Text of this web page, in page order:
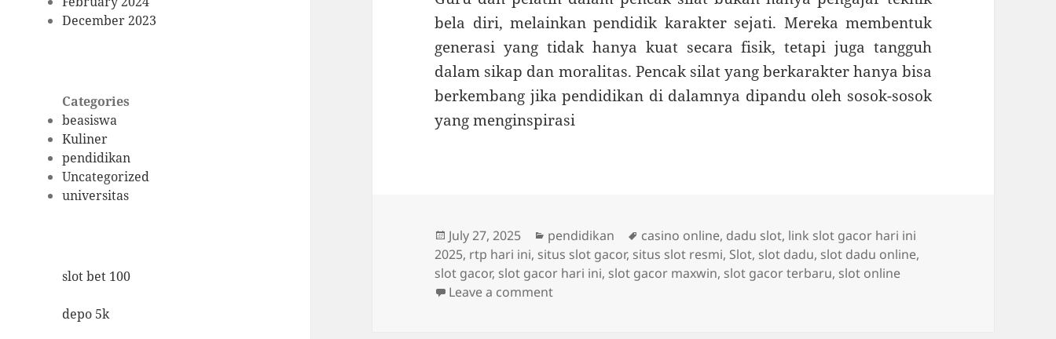
December 2023
Categories
beasiswa
Kuliner
pendidikan
Uncategorized
universitas
slot bet 100
depo 5k
bela diri, melainkan pendidik karakter sejati. Mereka membentuk
generasi yang tidak hanya kuat secara fisik, tetapi juga tangguh
dalam sikap dan moralitas. Pencak silat yang berkarakter hanya bisa
berkembang jika pendidikan di dalamnya dipandu oleh sosok-sosok
yang menginspirasi
Posted
on
July 27, 2025 Categories
pendidikan Tags
casino online, dadu slot, link slot gacor hari ini
2025, rtp hari ini, situs slot gacor, situs slot resmi, Slot, slot dadu, slot dadu online,
slot gacor, slot gacor hari ini, slot gacor maxwin, slot gacor terbaru, slot online
Leave a commenton Peran Guru dan Pelatih dalam Pendidikan Pencak Silat yang Berkarakter